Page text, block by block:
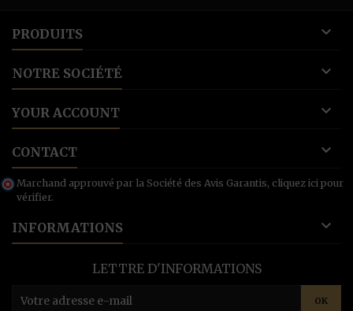
PRODUITS 
NOTRE SOCIÉTÉ 
YOUR ACCOUNT 
CONTACT 
Marchand approuvé par la Société des Avis Garantis, cliquez ici pour
vérifier.
INFORMATIONS 
LETTRE D'INFORMATIONS